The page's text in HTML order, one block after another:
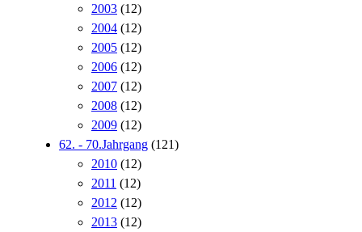
2003 (12)
2004 (12)
2005 (12)
2006 (12)
2007 (12)
2008 (12)
2009 (12)
62. - 70.Jahrgang (121)
2010 (12)
2011 (12)
2012 (12)
2013 (12)